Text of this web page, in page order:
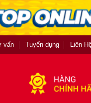
vấn Tuyển dụng Liên